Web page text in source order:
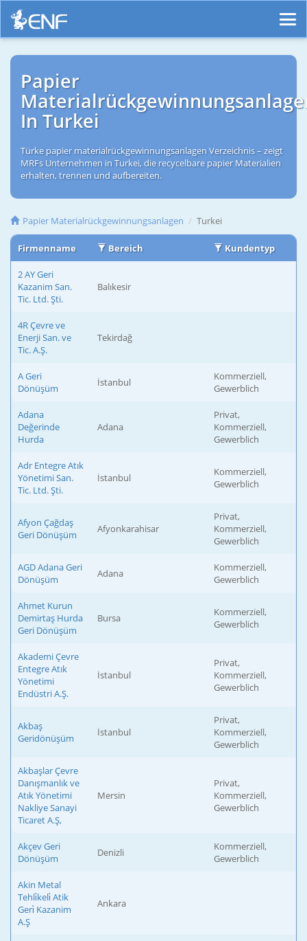
Papier
In Turkei
Türke papier materialrückgewinnungsanlagen Verzeichnis – zeigt
MRFs Unternehmen in Turkei, die recycelbare papier Materialien
erhalten, trennen und aufbereiten.
Papier Materialrückgewinnungsanlagen Turkei
Firmenname Bereich Kundentyp
2 AY Geri
Kazanim San.
Tic. Ltd. Şti.
Balıkesir
4R Çevre ve
Enerji San. ve
Tic. A.Ş.
Tekirdağ
A Geri
Dönüşüm
İstanbul
Kommerziell,
Gewerblich
Adana
Değerinde
Hurda
Adana
Privat,
Kommerziell,
Gewerblich
Adr Entegre Atık
Yönetimi San.
Tic. Ltd. Şti.
İstanbul
Kommerziell,
Gewerblich
Afyon Çağdaş
Geri Dönüşüm
Afyonkarahisar
Privat,
Kommerziell,
Gewerblich
AGD Adana Geri
Dönüşüm
Adana
Kommerziell,
Gewerblich
Ahmet Kurun
Demirtaş Hurda
Geri Dönüşüm
Bursa
Kommerziell,
Gewerblich
Akademi Çevre
Entegre Atık
Yönetimi
Endüstri A.Ş.
İstanbul
Privat,
Kommerziell,
Gewerblich
Akbaş
Geridönüşüm
İstanbul
Privat,
Kommerziell,
Gewerblich
Akbaşlar Çevre
Danışmanlık ve
Atık Yönetimi
Nakliye Sanayi
Ticaret A.Ş,
Mersin
Privat,
Kommerziell,
Gewerblich
Akçev Geri
Dönüşüm
Denizli
Kommerziell,
Gewerblich
Akin Metal
Tehli̇keli̇ Atik
Geri̇ Kazanim
A.Ş
Ankara